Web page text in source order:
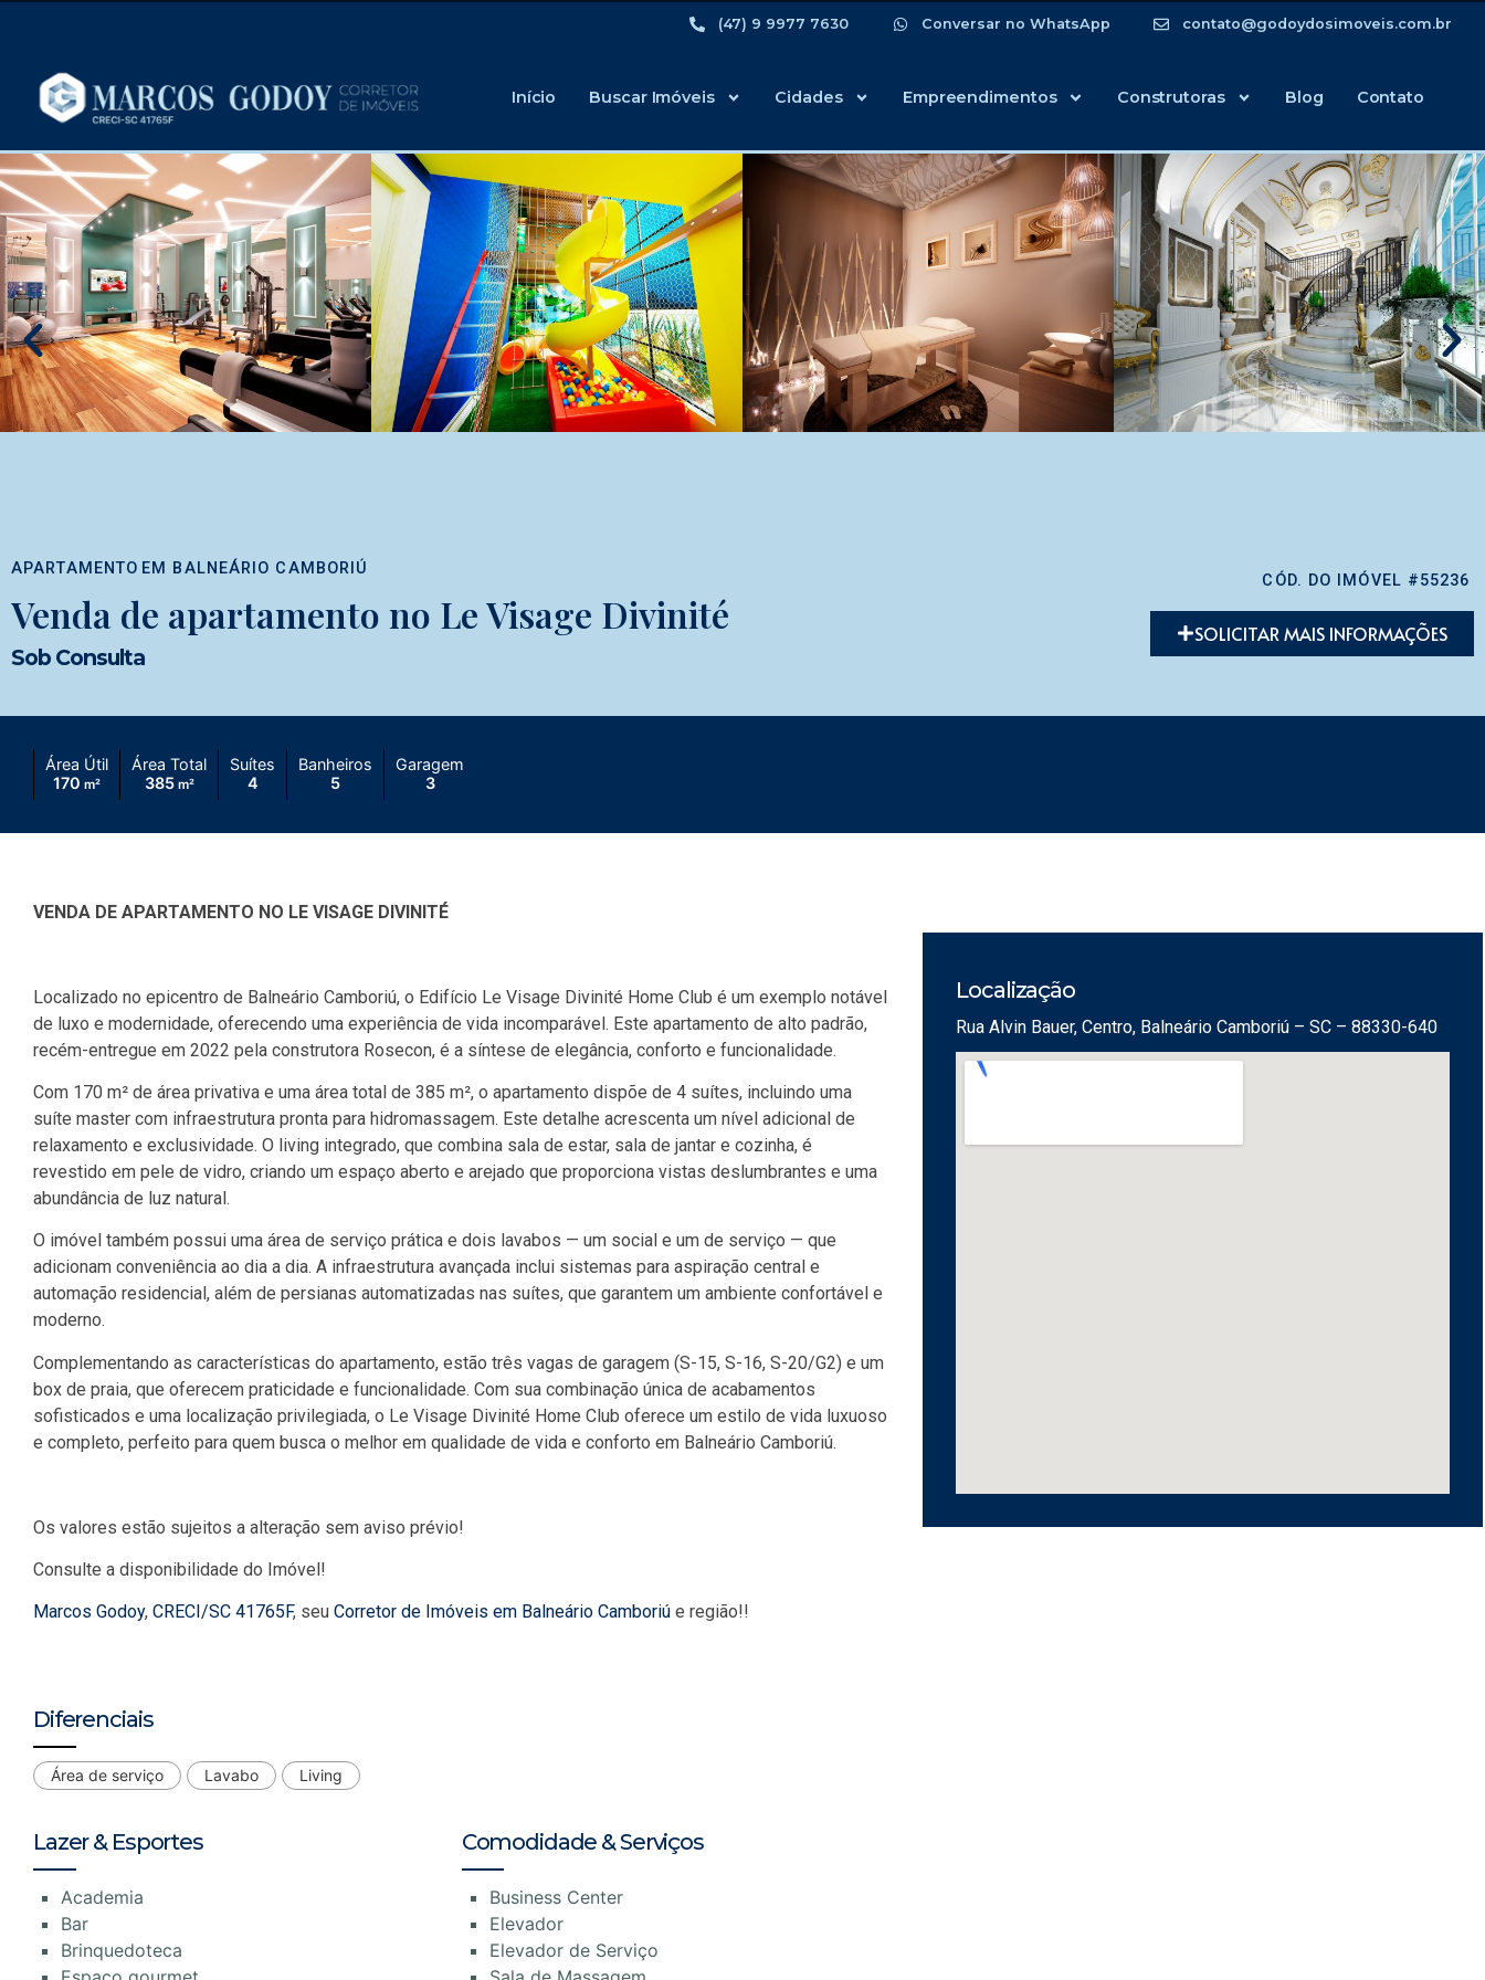
(47) 9 9977 7630 Conversar no WhatsApp contato@godoydosimoveis.com.br
Início Buscar Imóveis Cidades Empreendimentos Construtoras Blog Contato
APARTAMENTO EM BALNEÁRIO CAMBORIÚ
Venda de apartamento no Le Visage Divinité
Sob Consulta
CÓD. DO IMÓVEL #55236
SOLICITAR MAIS INFORMAÇÕES
Área Útil
170 m²
Área Total
385m²
Suítes
4
Banheiros
5
Garagem
3
VENDA DE APARTAMENTO NO LE VISAGE DIVINITÉ
Localizado no epicentro de Balneário Camboriú, o Edifício Le Visage Divinité Home Club é um exemplo notável
de luxo e modernidade, oferecendo uma experiência de vida incomparável. Este apartamento de alto padrão,
recém-entregue em 2022 pela construtora Rosecon, é a síntese de elegância, conforto e funcionalidade.
Com 170 m² de área privativa e uma área total de 385 m², o apartamento dispõe de 4 suítes, incluindo uma
suíte master com infraestrutura pronta para hidromassagem. Este detalhe acrescenta um nível adicional de
relaxamento e exclusividade. O living integrado, que combina sala de estar, sala de jantar e cozinha, é
revestido em pele de vidro, criando um espaço aberto e arejado que proporciona vistas deslumbrantes e uma
abundância de luz natural.
O imóvel também possui uma área de serviço prática e dois lavabos — um social e um de serviço — que
adicionam conveniência ao dia a dia. A infraestrutura avançada inclui sistemas para aspiração central e
automação residencial, além de persianas automatizadas nas suítes, que garantem um ambiente confortável e
moderno.
Complementando as características do apartamento, estão três vagas de garagem (S-15, S-16, S-20/G2) e um
box de praia, que oferecem praticidade e funcionalidade. Com sua combinação única de acabamentos
sofisticados e uma localização privilegiada, o Le Visage Divinité Home Club oferece um estilo de vida luxuoso
e completo, perfeito para quem busca o melhor em qualidade de vida e conforto em Balneário Camboriú.
Os valores estão sujeitos a alteração sem aviso prévio!
Consulte a disponibilidade do Imóvel!
Marcos Godoy, CRECI/SC 41765F, seu Corretor de Imóveis em Balneário Camboriú e região!!
Diferenciais
Área de serviço Lavabo Living
Lazer & Esportes
Academia
Bar
Brinquedoteca
Comodidade & Serviços
Business Center
Elevador
Elevador de Serviço
Localização
Rua Alvin Bauer, Centro, Balneário Camboriú – SC – 88330-640